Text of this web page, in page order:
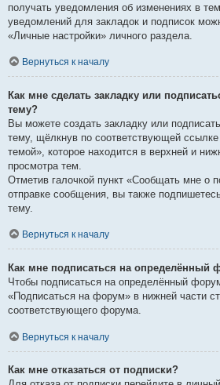
получать уведомления об изменениях в
уведомлений для закладок и подписок
«Личные настройки» личного раздела.
Вернуться к началу
Как мне сделать закладку или
тему?
Вы можете создать закладку или
тему, щёлкнув по соответствующей
темой», которое находится в верхней и
просмотра тем.
Отметив галочкой пункт «Сообщать мне о
отправке сообщения, вы также
тему.
Вернуться к началу
Как мне подписаться на определённый
Чтобы подписаться на определённый
«Подписаться на форум» в нижней части
соответствующего форума.
Вернуться к началу
Как мне отказаться от подписки?